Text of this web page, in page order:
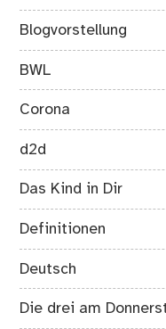
Blogvorstellung
BWL
Corona
d2d
Das Kind in Dir
Definitionen
Deutsch
Die drei am